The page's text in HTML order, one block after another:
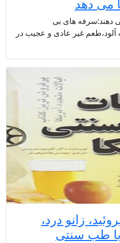
دهند:سرفه های بی
غیر عادی و عجیب در
زانو درد،
طب سنتی